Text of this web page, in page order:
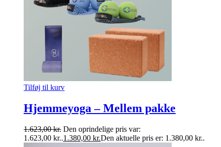
Tilføj til kurv
Hjemmeyoga – Mellem pakke
1.623,00kr. Den oprindelige pris var:
1.623,00 kr..1.380,00 kr.Den aktuelle pris er: 1.380,00 kr..